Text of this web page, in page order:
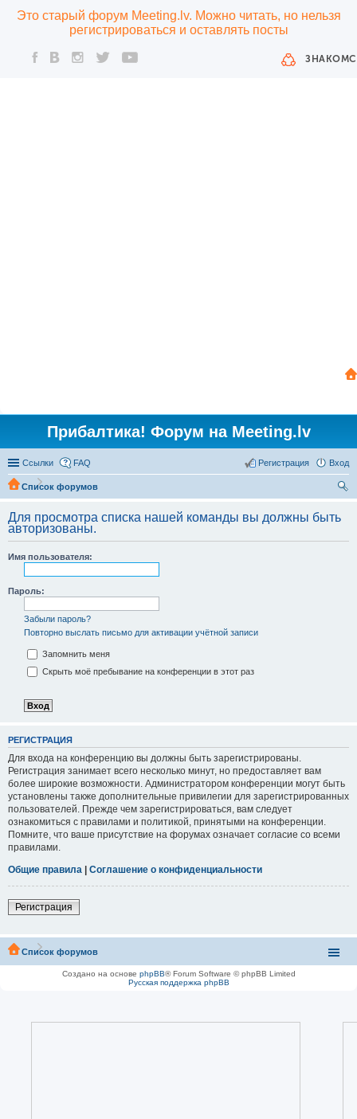
Это старый форум Meeting.lv. Можно читать, но нельзя
регистрироваться и оставлять посты
Прибалтика! Форум на Meeting.lv
Ссылки FAQ Вход
Регистрация
Список форумов
Для просмотра списка нашей команды вы должны быть
авторизованы.
Имя пользователя:
Пароль:
Забыли пароль?
Повторно выслать письмо для активации учётной записи
Запомнить меня
Скрыть моё пребывание на конференции в этот раз
РЕГИСТРАЦИЯ
Для входа на конференцию вы должны быть зарегистрированы.
Регистрация занимает всего несколько минут, но предоставляет вам
более широкие возможности. Администратором конференции могут быть
установлены также дополнительные привилегии для зарегистрированных
пользователей. Прежде чем зарегистрироваться, вам следует
ознакомиться с правилами и политикой, принятыми на конференции.
Помните, что ваше присутствие на форумах означает согласие со всеми
правилами.
Общие правила
Соглашение о конфиденциальности
Регистрация
Список форумов
Создано на основе phpBB® Forum Software © phpBB Limited
Русская поддержка phpBB